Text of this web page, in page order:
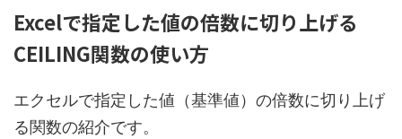
Excelで指定した値の倍数に切り上げる
CEILING関数の使い方
エクセルで指定した値（基準値）の倍数に切り上げ
る関数の紹介です。